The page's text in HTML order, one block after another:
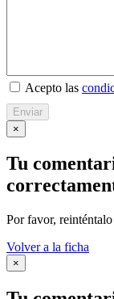
Acepto las
Enviar
×
Tu
Por favor, reinténtalo
Volver a la ficha
×